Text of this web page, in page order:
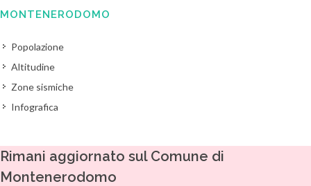
MONTENERODOMO
Popolazione
Altitudine
Zone sismiche
Infografica
Rimani aggiornato sul Comune di
Montenerodomo